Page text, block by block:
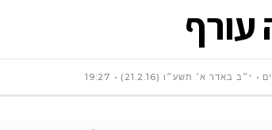
י״ב באדר א׳ תשע״ו (21.2.16) 19:27